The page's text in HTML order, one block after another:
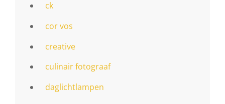
ck
cor vos
creative
culinair fotograaf
daglichtlampen